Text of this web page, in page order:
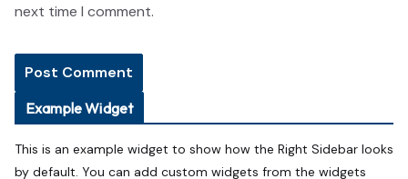
next time I comment.
Example Widget
This is an example widget to show how the Right Sidebar looks
by default. You can add custom widgets from the widgets